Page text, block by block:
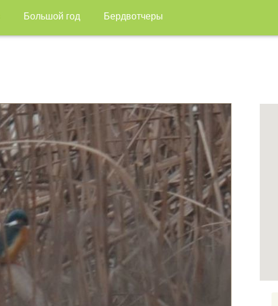
Большой год Бердвотчеры